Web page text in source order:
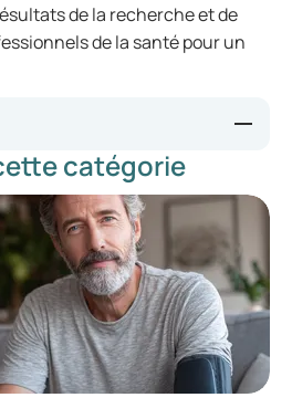
de la recherche et de
de la santé pour un
cdsr/doi/10.1002/1465185
pmc/articles/PMC4038773/
pmc/articles/PMC8109365/
.
28476271/
catégorie